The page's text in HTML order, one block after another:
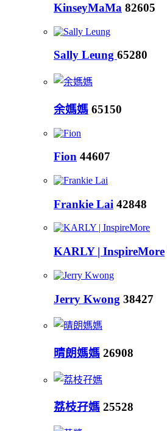
KinseyMaMa 82605
Sally Leung 65280
余媽媽 65150
Fion 44607
Frankie Lai 42848
KARLY | InspireMore
Jerry Kwong 38427
晴朗媽媽 26908
荔枝孖媽 25528